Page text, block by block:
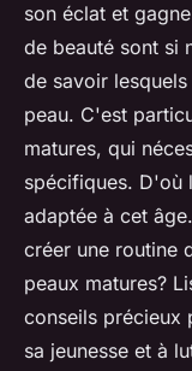
son éclat et
de beauté sont si
de savoir
peau. C'est
matures, qui
spécifiques. D'où
adaptée à cet
créer une routine
peaux matures?
conseils précieux
sa jeunesse et à